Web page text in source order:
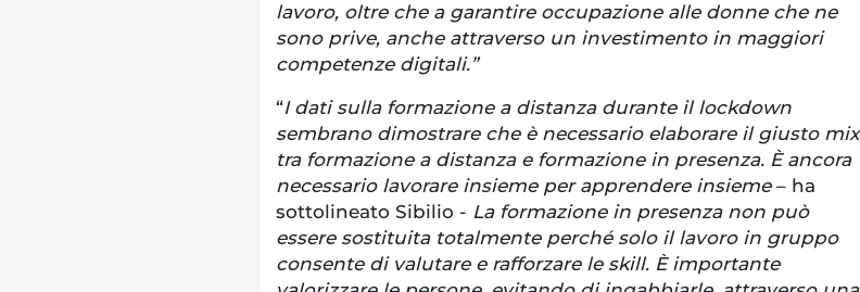
lavoro, oltre che a garantire occupazione alle donne che ne
sono prive, anche attraverso un investimento in maggiori
competenze digitali.”
“I dati sulla formazione a distanza durante il lockdown
sembrano dimostrare che è necessario elaborare il giusto mix
tra formazione a distanza e formazione in presenza. È ancora
necessario lavorare insieme per apprendere insieme– ha
sottolineato Sibilio - La formazione in presenza non può
essere sostituita totalmente perché solo il lavoro in gruppo
consente di valutare e rafforzare le skill. È importante